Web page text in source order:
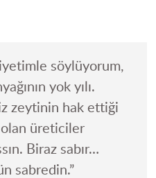
söylüyorum,
yok yılı.
zeytinin hak ettiği
üreticiler
Biraz sabır…
sabredin.”